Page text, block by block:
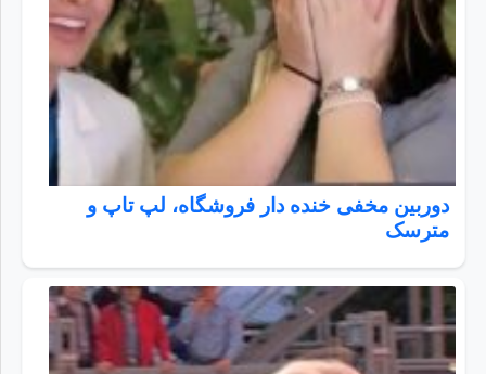
دوربین مخفی خنده دار فروشگاه، لپ تاپ و
مترسک